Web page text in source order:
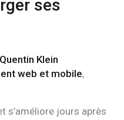
ses
Quentin Klein
web et mobile,
s’améliore jours après